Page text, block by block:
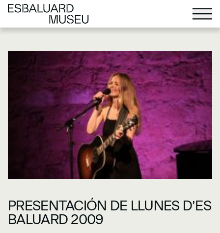
PRESENTACIÓN DE LLUNES D’ES
BALUARD 2009